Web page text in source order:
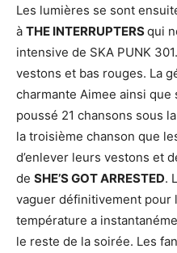
Les lumières se sont
à THE INTERRUPTERSqui
intensive de SKA PUNK
vestons et bas rouges. La
charmante Aimee ainsi
poussé 21 chansons sous
la troisième chanson que
d’enlever leurs vestons et
de SHE’S GOT ARRESTED.
vaguer définitivement pour
température a
le reste de la soirée. Les